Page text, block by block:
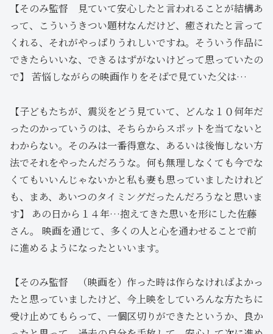
【そのみ監督 見ていて安心したと言われることが結構あ
って、こういうきつい題材なんだけど、癒されたと言って
くれる、それがやっぱりうれしいですね。そういう作品に
できたらいいな、できるはずがないけどって思っていたの
で】 苦悩しながらの映画作りをそばで見ていた父は…
【子どもたちが、震災をどう見ていて、どんな１０何年だ
ったのかっていうのは、そちらからスポットを当てないと
わからない。そのみは一番得意な、あるいは後悔しない方
法でそれをやったんだろうな。何も無理しなくても今でな
くてもいいんじゃないかと私も妻も思っていましたけれど
も、まあ、あいつのタイミングだったんだろうなと思いま
す】 あの日から１４年…抱えてきた思いを形にした佐藤
さん。 映画を通じて、多くの人と心を通わせることで前
に進めるようになったといいます。
【そのみ監督 （映画を）作った時は作らなければよかっ
たと思っていましたけど、今上映をしていろんな方たちに
受け止めてもらって、一個区切りができたというか、良か